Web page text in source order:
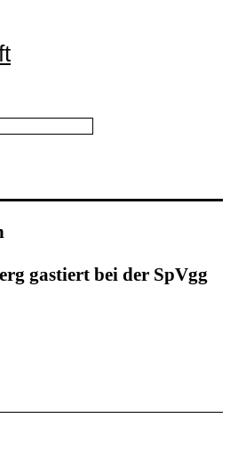
gas­tiert bei der SpVgg